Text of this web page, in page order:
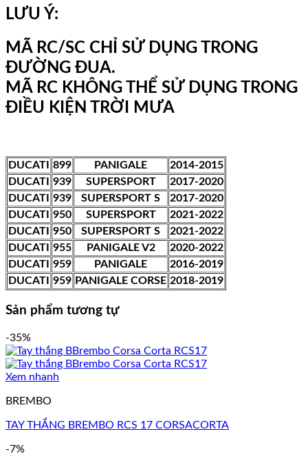
LƯU Ý:
MÃ RC/SC CHỈ SỬ DỤNG TRONG
ĐƯỜNG ĐUA.
MÃ RC KHÔNG THỂ SỬ DỤNG TRONG
ĐIỀU KIỆN TRỜI MƯA
DUCATI 899 PANIGALE
2014-2015
DUCATI 939 SUPERSPORT
2017-2020
DUCATI 939 SUPERSPORT S
2017-2020
DUCATI 950 SUPERSPORT
2021-2022
DUCATI 950 SUPERSPORT S
2021-2022
DUCATI 955 PANIGALE V2
2020-2022
DUCATI 959 PANIGALE
2016-2019
DUCATI 959 PANIGALE CORSE 2018-2019
Sản phẩm tương tự
-35%
Xem nhanh
BREMBO
TAY THẮNG BREMBO RCS 17 CORSACORTA
-7%